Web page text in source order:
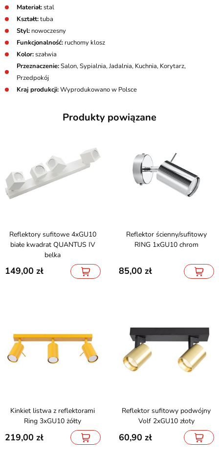
Materiał:stal
Kształt:tuba
Styl: nowoczesny
Funkcjonalność: ruchomy klosz
Kolor:szałwia
Przeznaczenie:Salon, Sypialnia, Jadalnia, Kuchnia, Korytarz,
Przedpokój
Kraj produkcji:Wyprodukowano w Polsce
Produkty powiązane
Reflektory sufitowe 4xGU10
białe kwadrat QUANTUS IV
belka
149,00
Reflektor ścienny/sufitowy
RING 1xGU10 chrom
85,00
Kinkiet listwa z reflektorami
Ring 3xGU10 żółty
219,00
Reflektor sufitowy podwójny
Volf 2xGU10 złoty
60,90